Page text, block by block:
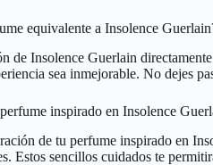
equivalente a Insolence
de Insolence Guerlain
sea inmejorable. No dejes
inspirado en Insolence
de tu perfume inspirado en
Estos sencillos cuidados te